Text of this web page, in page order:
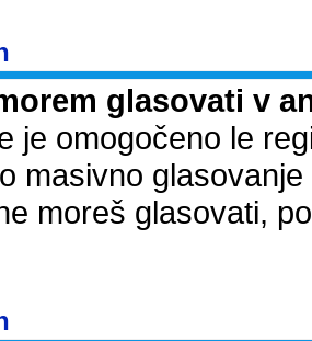
glasovati v
je omogočeno le
masivno
moreš glasovati,